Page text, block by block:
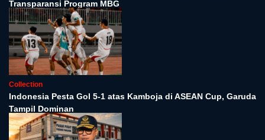
Transparansi Program MBG
Collection
Indonesia Pesta Gol 5-1 atas Kamboja di ASEAN Cup, Garuda
Tampil Dominan